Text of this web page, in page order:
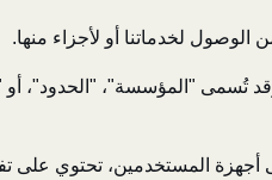
لخدماتنا أو لأجزاء منها.
أجهزة المستخدمين، تحتوي على